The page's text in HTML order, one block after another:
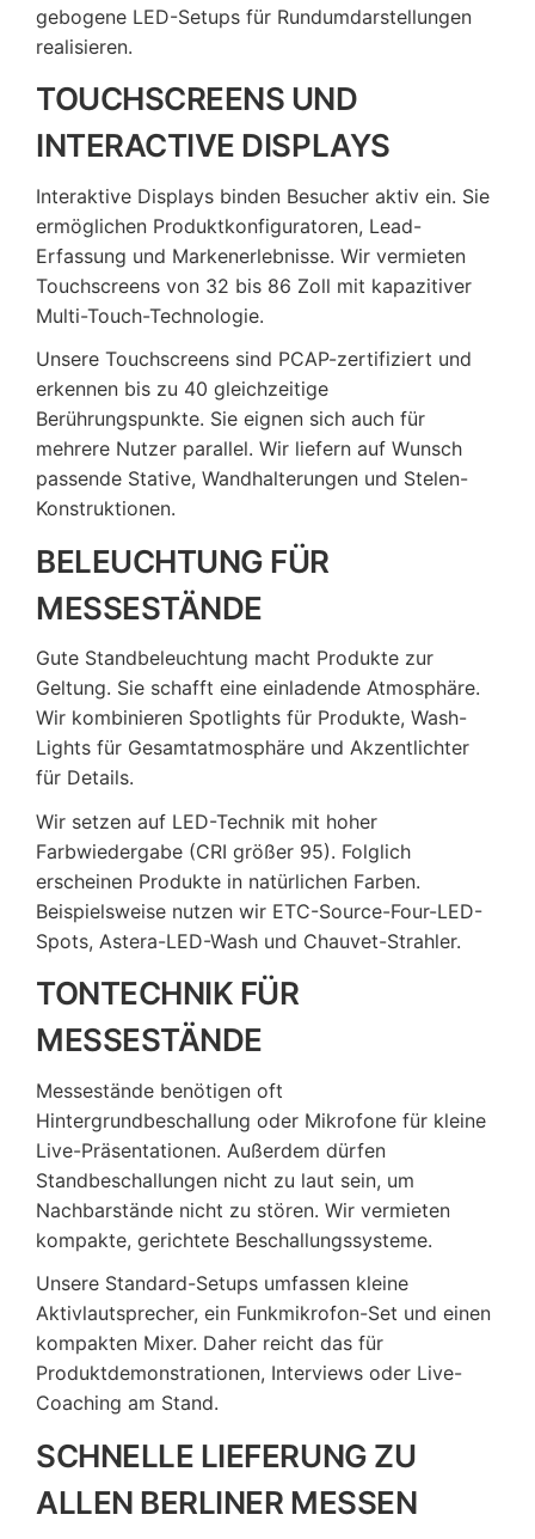
gebogene LED-Setups für Rundumdarstellungen
realisieren.
TOUCHSCREENS UND
INTERACTIVE DISPLAYS
Interaktive Displays binden Besucher aktiv ein. Sie
ermöglichen Produktkonfiguratoren, Lead-
Erfassung und Markenerlebnisse. Wir vermieten
Touchscreens von 32 bis 86 Zoll mit kapazitiver
Multi-Touch-Technologie.
Unsere Touchscreens sind PCAP-zertifiziert und
erkennen bis zu 40 gleichzeitige
Berührungspunkte. Sie eignen sich auch für
mehrere Nutzer parallel. Wir liefern auf Wunsch
passende Stative, Wandhalterungen und Stelen-
Konstruktionen.
BELEUCHTUNG FÜR
MESSESTÄNDE
Gute Standbeleuchtung macht Produkte zur
Geltung. Sie schafft eine einladende Atmosphäre.
Wir kombinieren Spotlights für Produkte, Wash-
Lights für Gesamtatmosphäre und Akzentlichter
für Details.
Wir setzen auf LED-Technik mit hoher
Farbwiedergabe (CRI größer 95). Folglich
erscheinen Produkte in natürlichen Farben.
Beispielsweise nutzen wir ETC-Source-Four-LED-
Spots, Astera-LED-Wash und Chauvet-Strahler.
TONTECHNIK FÜR
MESSESTÄNDE
Messestände benötigen oft
Hintergrundbeschallung oder Mikrofone für kleine
Live-Präsentationen. Außerdem dürfen
Standbeschallungen nicht zu laut sein, um
Nachbarstände nicht zu stören. Wir vermieten
kompakte, gerichtete Beschallungssysteme.
Unsere Standard-Setups umfassen kleine
Aktivlautsprecher, ein Funkmikrofon-Set und einen
kompakten Mixer. Daher reicht das für
Produktdemonstrationen, Interviews oder Live-
Coaching am Stand.
SCHNELLE LIEFERUNG ZU
ALLEN BERLINER MESSEN